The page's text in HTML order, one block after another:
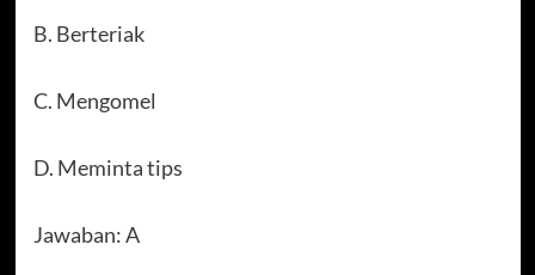
B. Berteriak
C. Mengomel
D. Meminta tips
Jawaban: A